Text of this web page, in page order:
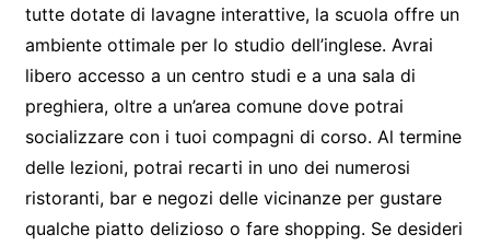
tutte dotate di lavagne interattive, la scuola offre un
ambiente ottimale per lo studio dell’inglese. Avrai
libero accesso a un centro studi e a una sala di
preghiera, oltre a un’area comune dove potrai
socializzare con i tuoi compagni di corso. Al termine
delle lezioni, potrai recarti in uno dei numerosi
ristoranti, bar e negozi delle vicinanze per gustare
qualche piatto delizioso o fare shopping. Se desideri